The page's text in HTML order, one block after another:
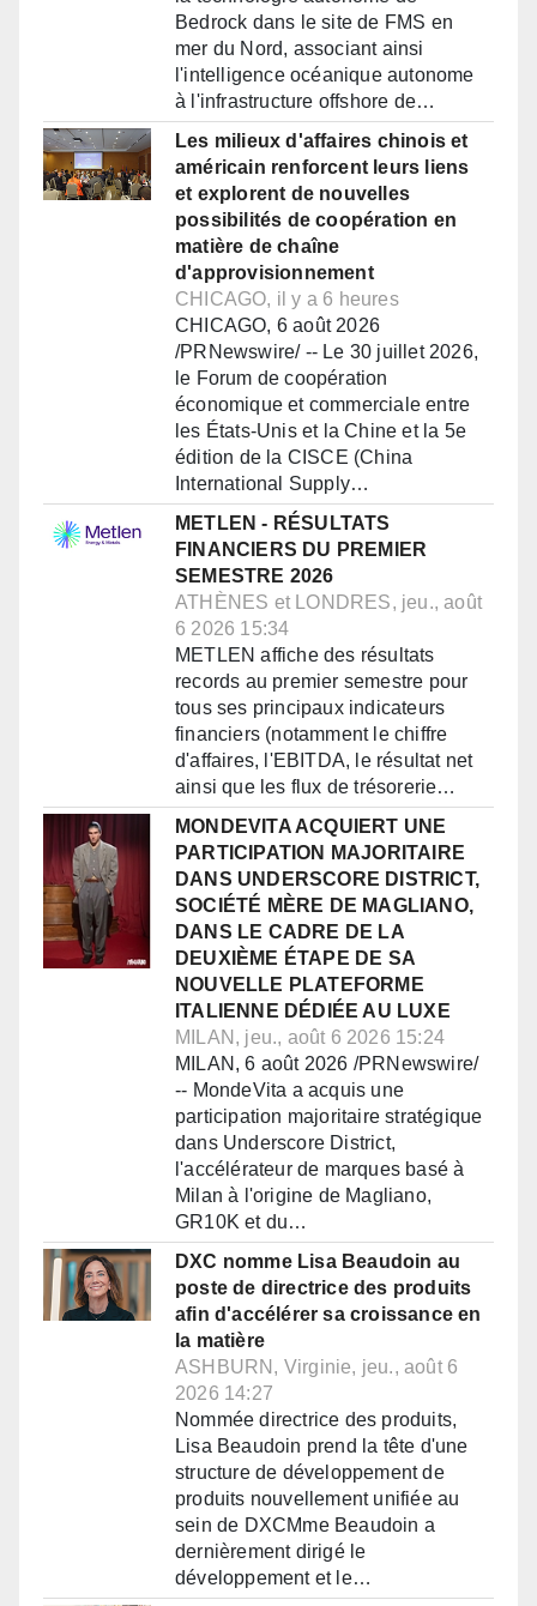
Bedrock dans le site de FMS en
mer du Nord, associant ainsi
l'intelligence océanique autonome
à l'infrastructure offshore de…
Les milieux d'affaires chinois et
américain renforcent leurs liens
et explorent de nouvelles
possibilités de coopération en
matière de chaîne
d'approvisionnement
CHICAGO, il y a 6 heures
CHICAGO, 6 août 2026
/PRNewswire/ -- Le 30 juillet 2026,
le Forum de coopération
économique et commerciale entre
les États-Unis et la Chine et la 5e
édition de la CISCE (China
International Supply…
METLEN - RÉSULTATS
FINANCIERS DU PREMIER
SEMESTRE 2026
ATHÈNES et LONDRES, jeu., août
6 2026 15:34
METLEN affiche des résultats
records au premier semestre pour
tous ses principaux indicateurs
financiers (notamment le chiffre
d'affaires, l'EBITDA, le résultat net
ainsi que les flux de trésorerie…
MONDEVITA ACQUIERT UNE
PARTICIPATION MAJORITAIRE
DANS UNDERSCORE DISTRICT,
SOCIÉTÉ MÈRE DE MAGLIANO,
DANS LE CADRE DE LA
DEUXIÈME ÉTAPE DE SA
NOUVELLE PLATEFORME
ITALIENNE DÉDIÉE AU LUXE
MILAN, jeu., août 6 2026 15:24
MILAN, 6 août 2026 /PRNewswire/
-- MondeVita a acquis une
participation majoritaire stratégique
dans Underscore District,
l'accélérateur de marques basé à
Milan à l'origine de Magliano,
GR10K et du…
DXC nomme Lisa Beaudoin au
poste de directrice des produits
afin d'accélérer sa croissance en
la matière
ASHBURN, Virginie, jeu., août 6
2026 14:27
Nommée directrice des produits,
Lisa Beaudoin prend la tête d'une
structure de développement de
produits nouvellement unifiée au
sein de DXCMme Beaudoin a
dernièrement dirigé le
développement et le…